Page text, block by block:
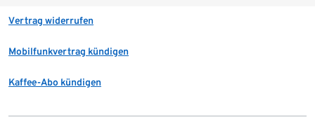
Vertrag widerrufen
Mobilfunkvertrag kündigen
Kaffee-Abo kündigen